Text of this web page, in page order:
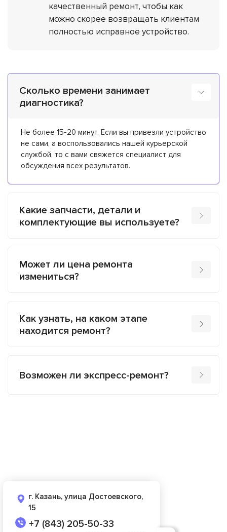
качественный ремонт, чтобы как
можно скорее возвращать клиентам
полностью исправное устройство.
Сколько времени занимает
диагностика?
Не более 15-20 минут. Если вы привезли устройство
не сами, а воспользовались нашей курьерской
службой, то с вами свяжется специалист для
обсуждения всех результатов.
Какие запчасти, детали и
комплектующие вы используете?
Может ли цена ремонта
измениться?
Как узнать, на каком этапе
находится ремонт?
Возможен ли экспресс-ремонт?
г. Казань, улица Достоевского,
15
+7 (843) 205-50-33